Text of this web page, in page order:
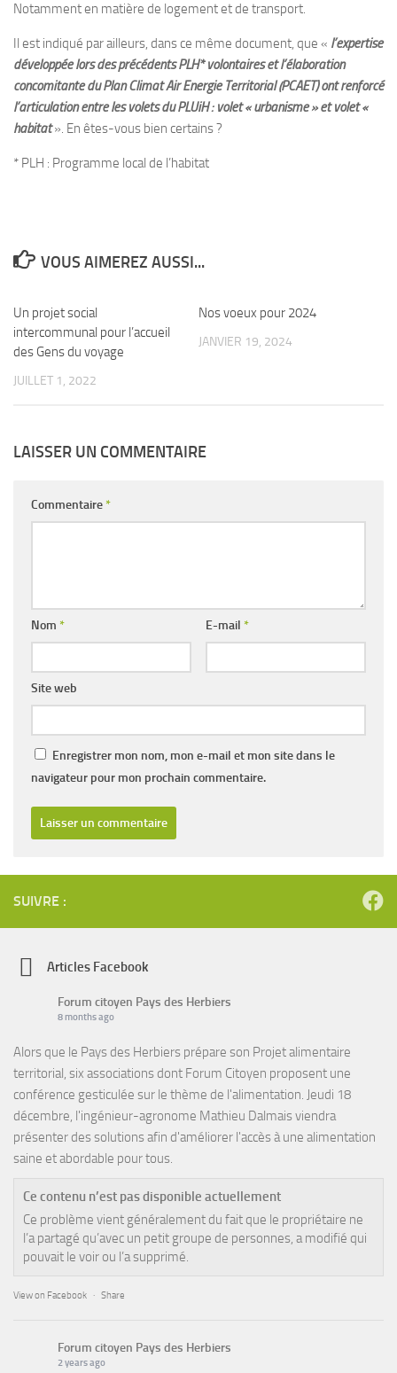
Notamment en matière de logement et de transport.
Il est indiqué par ailleurs, dans ce même document, que « l’expertise
développée lors des précédents PLH* volontaires et l’élaboration
concomitante du Plan Climat Air Energie Territorial (PCAET) ont renforcé
l’articulation entre les volets du PLUiH : volet « urbanisme » et volet «
habitat». En êtes-vous bien certains ?
* PLH : Programme local de l’habitat
VOUS AIMEREZ AUSSI...
Un projet social
intercommunal pour l’accueil
des Gens du voyage
JUILLET 1, 2022
Nos voeux pour 2024
JANVIER 19, 2024
LAISSER UN COMMENTAIRE
Commentaire*
Nom * E-mail *
Site web
Enregistrer mon nom, mon e-mail et mon site dans le
navigateur pour mon prochain commentaire.
SUIVRE :
Articles Facebook
Forum citoyen Pays des Herbiers
8 months ago
Alors que le Pays des Herbiers prépare son Projet alimentaire
territorial, six associations dont Forum Citoyen proposent une
conférence gesticulée sur le thème de l'alimentation. Jeudi 18
décembre, l'ingénieur-agronome Mathieu Dalmais viendra
présenter des solutions afin d'améliorer l'accès à une alimentation
saine et abordable pour tous.
Ce contenu n’est pas disponible actuellement
Ce problème vient généralement du fait que le propriétaire ne
l’a partagé qu’avec un petit groupe de personnes, a modifié qui
pouvait le voir ou l’a supprimé.
View on Facebook · Share
Forum citoyen Pays des Herbiers
2 years ago